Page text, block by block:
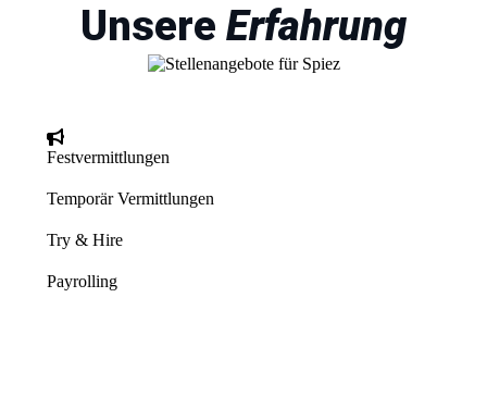
Unsere Erfahrung
Festvermittlungen
Temporär Vermittlungen
Try & Hire
Payrolling